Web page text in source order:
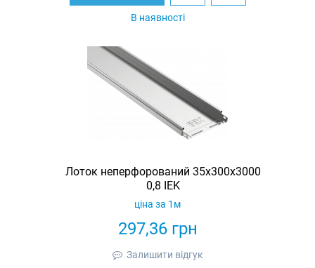
В наявності
Лоток неперфорований 35х300х3000
0,8 IEK
297,36грн
ціна за 1м
Залишити відгук